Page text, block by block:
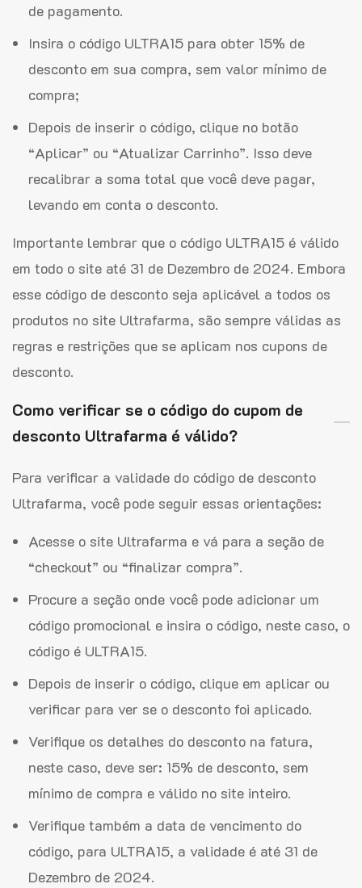
de pagamento.
Insira o código ULTRA15 para obter 15% de
desconto em sua compra, sem valor mínimo de
compra;
Depois de inserir o código, clique no botão
“Aplicar” ou “Atualizar Carrinho”. Isso deve
recalibrar a soma total que você deve pagar,
levando em conta o desconto.
Importante lembrar que o código ULTRA15 é válido
em todo o site até 31 de Dezembro de 2024. Embora
esse código de desconto seja aplicável a todos os
produtos no site Ultrafarma, são sempre válidas as
regras e restrições que se aplicam nos cupons de
desconto.
Como verificar se o código do cupom de
desconto Ultrafarma é válido?
Para verificar a validade do código de desconto
Ultrafarma, você pode seguir essas orientações:
Acesse o site Ultrafarma e vá para a seção de
“checkout” ou “finalizar compra”.
Procure a seção onde você pode adicionar um
código promocional e insira o código, neste caso, o
código é ULTRA15.
Depois de inserir o código, clique em aplicar ou
verificar para ver se o desconto foi aplicado.
Verifique os detalhes do desconto na fatura,
neste caso, deve ser: 15% de desconto, sem
mínimo de compra e válido no site inteiro.
Verifique também a data de vencimento do
código, para ULTRA15, a validade é até 31 de
Dezembro de 2024.